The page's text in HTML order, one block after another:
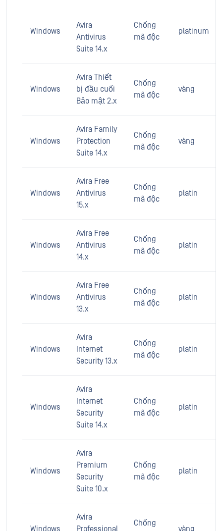
Windows
Avira
Antivirus
Suite 14.x
Chống
mã độc
platinum
Windows
Avira Thiết
bị đầu cuối
Bảo mật 2.x
Chống
mã độc
vàng
Windows
Avira Family
Protection
Suite 14.x
Chống
mã độc
vàng
Windows
Avira Free
Antivirus
15.x
Chống
mã độc
platin
Windows
Avira Free
Antivirus
14.x
Chống
mã độc
platin
Windows
Avira Free
Antivirus
13.x
Chống
mã độc
platin
Windows
Avira
Internet
Security 13.x
Chống
mã độc
platin
Windows
Avira
Internet
Security
Suite 14.x
Chống
mã độc
platin
Windows
Avira
Premium
Security
Suite 10.x
Chống
mã độc
platin
Windows
Avira
Professional
Chống
vàng